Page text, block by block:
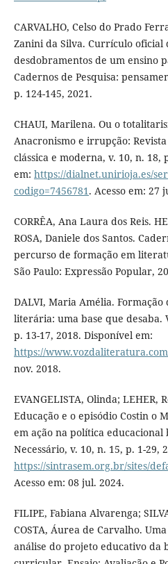
CARVALHO, Celso do Prado
Zanini da Silva. Currículo oficial
desdobramentos de um ensino
Cadernos de Pesquisa:
p. 124-145, 2021.
CHAUI, Marilena. Ou o
Anacronismo e irrupção:
clássica e moderna, v. 10, n. 18,
em: https://dialnet.unirioja.es/
codigo=7456781 . Acesso em: 27
CORRÊA, Ana Laura dos Reis.
ROSA, Daniele dos Santos.
percurso de formação em
São Paulo: Expressão Popular,
DALVI, Maria Amélia. Formação
literária: uma base que desaba.
p. 13-17, 2018. Disponível em:
https://
nov. 2018.
EVANGELISTA, Olinda; LEHER,
Educação e o episódio Costin o
em ação na política
Necessário, v. 10, n. 15, p. 1-29,
https://sintrasem.org.br/sites/
Acesso em: 08 jul. 2024.
FILIPE, Fabiana Alvarenga;
COSTA, Áurea de Carvalho.
análise do projeto educativo da